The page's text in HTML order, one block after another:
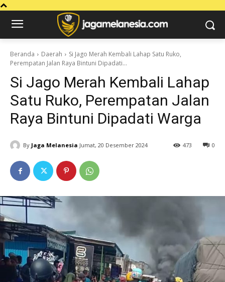
Beranda Daerah
Si Jago Merah Kembali Lahap Satu Ruko,
Perempatan Jalan Raya Bintuni Dipadati...
Si Jago Merah Kembali Lahap
Satu Ruko, Perempatan Jalan
Raya Bintuni Dipadati Warga
By Jaga Melanesia Jumat, 20 Desember 2024 0
473